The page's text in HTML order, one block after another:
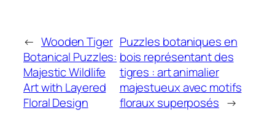
← Wooden Tiger
Botanical Puzzles:
Majestic Wildlife
Art with Layered
Floral Design
Puzzles botaniques en
bois représentant des
tigres : art animalier
majestueux avec motifs
floraux superposés →